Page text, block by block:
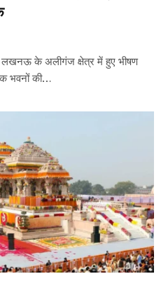
के अलीगंज क्षेत्र में हुए भीषण
भवनों की…